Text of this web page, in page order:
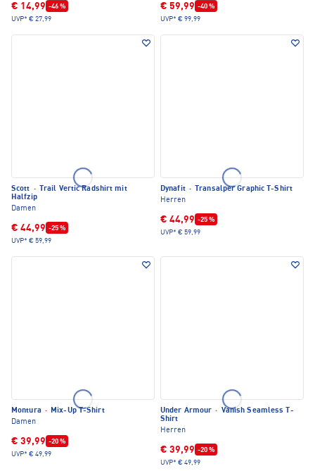
€ 14,99 -46 %
UVP* € 27,99
€ 59,99 -40 %
UVP* € 99,99
Scott ·
Trail Vertic Radshirt mit
Halfzip
Damen
€ 44,99 -25 %
UVP* € 59,99
Dynafit ·
Transalper Graphic T-Shirt
Herren
€ 44,99 -25 %
UVP* € 59,99
Montura · Mix-Up T-Shirt
Damen
€ 39,99 -20 %
UVP* € 49,99
Under Armour · Vanish Seamless T-
Shirt
Herren
€ 39,99 -20 %
UVP* € 49,99